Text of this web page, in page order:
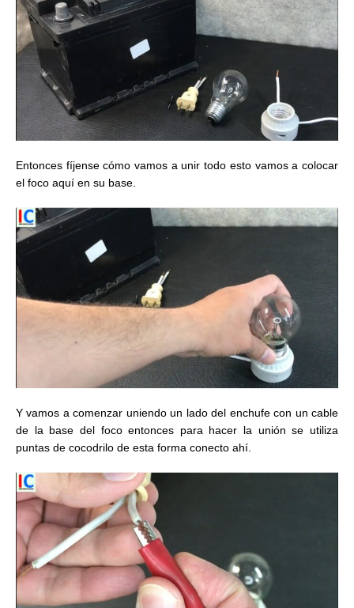
Entonces fíjense cómo vamos a unir todo esto vamos a colocar
el foco aquí en su base.
Y vamos a comenzar uniendo un lado del enchufe con un cable
de la base del foco entonces para hacer la unión se utiliza
puntas de cocodrilo de esta forma conecto ahí.